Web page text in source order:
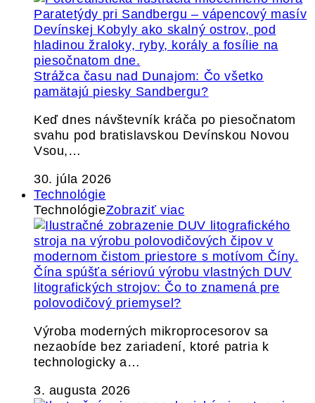
Strážca času nad Dunajom: Čo všetko
pamätajú piesky Sandbergu?
Keď dnes návštevník kráča po piesočnatom
svahu pod bratislavskou Devínskou Novou
Vsou,…
30. júla 2026
Technológie
TechnológieZobraziť viac
Čína spúšťa sériovú výrobu vlastných DUV
litografických strojov: Čo to znamená pre
polovodičový priemysel?
Výroba moderných mikroprocesorov sa
nezaobíde bez zariadení, ktoré patria k
technologicky a…
3. augusta 2026